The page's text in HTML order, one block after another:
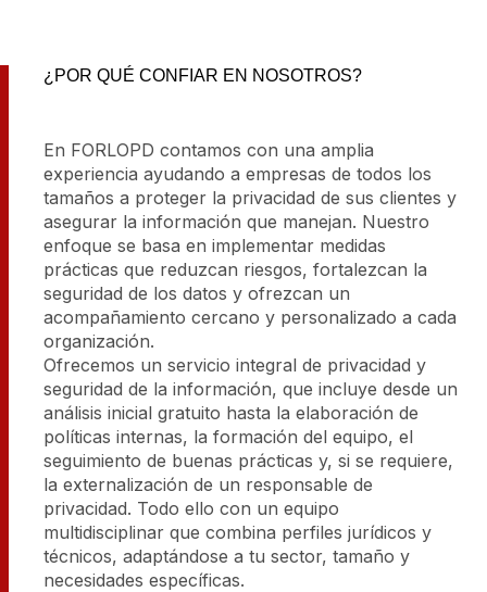
¿POR QUÉ CONFIAR EN NOSOTROS?
En FORLOPD contamos con una amplia
experiencia ayudando a empresas de todos los
tamaños a proteger la privacidad de sus clientes y
asegurar la información que manejan. Nuestro
enfoque se basa en implementar medidas
prácticas que reduzcan riesgos, fortalezcan la
seguridad de los datos y ofrezcan un
acompañamiento cercano y personalizado a cada
organización.
Ofrecemos un servicio integral de privacidad y
seguridad de la información, que incluye desde un
análisis inicial gratuito hasta la elaboración de
políticas internas, la formación del equipo, el
seguimiento de buenas prácticas y, si se requiere,
la externalización de un responsable de
privacidad. Todo ello con un equipo
multidisciplinar que combina perfiles jurídicos y
técnicos, adaptándose a tu sector, tamaño y
necesidades específicas.